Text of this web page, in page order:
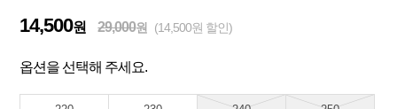
14,500원 29,000원 (14,500원 할인)
옵션을 선택해 주세요.